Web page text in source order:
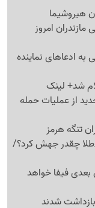
هیروشیما
مازندران امروز
به ادعاهای نماینده
روایت جدید از عملیات حمله
تنگه هرمز
امروز پنجشنبه 15 مرداد/طلا چقدر جهش کرد؟/
بعدی فیفا خواهد